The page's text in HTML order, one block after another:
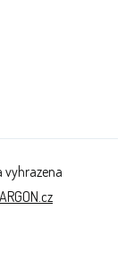
vyhrazena